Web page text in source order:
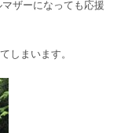
っても応援
ます。